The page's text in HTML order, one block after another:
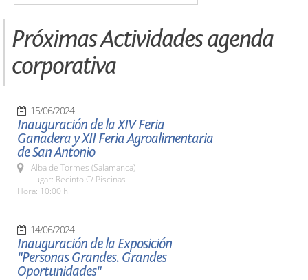
Próximas Actividades agenda
corporativa
15/06/2024
Inauguración de la XIV Feria
Ganadera y XII Feria Agroalimentaria
de San Antonio
Alba de Tormes (Salamanca)
Lugar: Recinto C/ Piscinas
Hora: 10:00 h.
14/06/2024
Inauguración de la Exposición
"Personas Grandes. Grandes
Oportunidades"